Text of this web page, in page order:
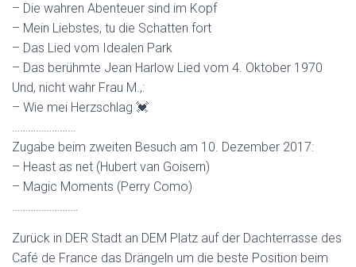
– Die wahren Abenteuer sind im Kopf
– Mein Liebstes, tu die Schatten fort
– Das Lied vom Idealen Park
– Das berühmte Jean Harlow Lied vom 4. Oktober 1970
Und, nicht wahr Frau M.,:
– Wie mei Herzschlag 💓
……………………
Zugabe beim zweiten Besuch am 10. Dezember 2017:
– Heast as net (Hubert van Goisern)
– Magic Moments (Perry Como)
…………………….
Zurück in DER Stadt an DEM Platz auf der Dachterrasse des
Café de France das Drängeln um die beste Position beim